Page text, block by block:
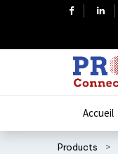
Accueil
Products